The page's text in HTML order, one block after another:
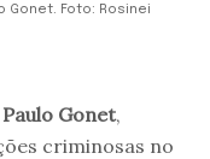
Gonet. Foto: Rosinei
Paulo Gonet,
criminosas no